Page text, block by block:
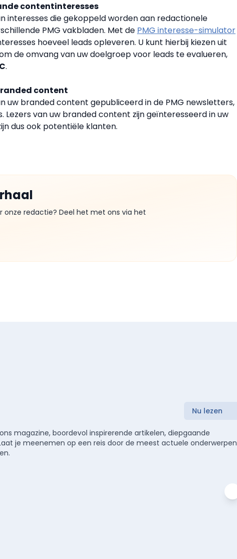
contentinteresses
interesses die gekoppeld worden aan redactionele
PMG vakbladen. Met de PMG interesse-simulator
hoeveel leads opleveren. U kunt hierbij kiezen uit
de omvang van uw doelgroep voor leads te evalueren,
.
content
uw branded content gepubliceerd in de PMG newsletters,
Lezers van uw branded content zijn geïnteresseerd in uw
dus ook potentiële klanten.
onze redactie? Deel het met ons via het
Nu lezen
magazine, boordevol inspirerende artikelen, diepgaande
je meenemen op een reis door de meest actuele onderwerpen